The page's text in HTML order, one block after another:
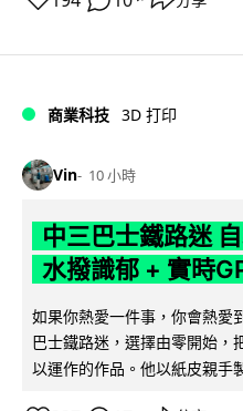
商業科技 3D 打印
Vin 10 小時
中三巴士鐵路迷
水撥識郁 + 實時
如果你熱愛一件事，你會熱愛
巴士鐵路迷，選擇由零開始，
以運作的作品。他以紙皮親手